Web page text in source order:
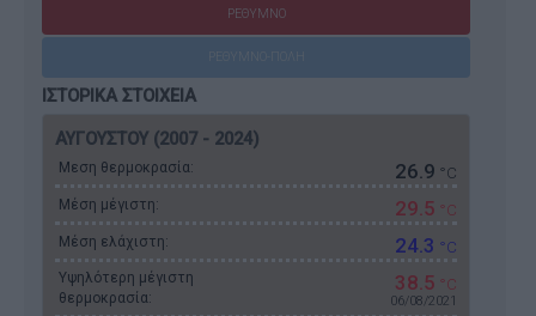
ΡΕΘΥΜΝΟ
ΡΕΘΥΜΝΟ-ΠΟΛΗ
ΙΣΤΟΡΙΚΑ ΣΤΟΙΧΕΙΑ
ΑΥΓΟΥΣΤΟΥ (2007 - 2024)
Μεση θερμοκρασία: 26.9 °C
Μέση μέγιστη: 29.5 °C
Μέση ελάχιστη: 24.3 °C
Υψηλότερη μέγιστη
θερμοκρασία:
38.5 °C
06/08/2021